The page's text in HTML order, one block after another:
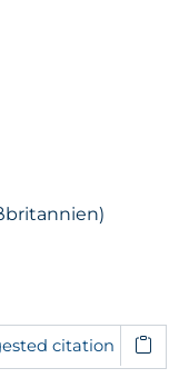
citation